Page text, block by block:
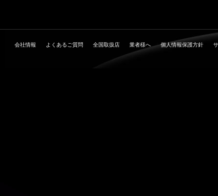
会社情報 よくあるご質問 全国取扱店 業者様へ 個人情報保護方針